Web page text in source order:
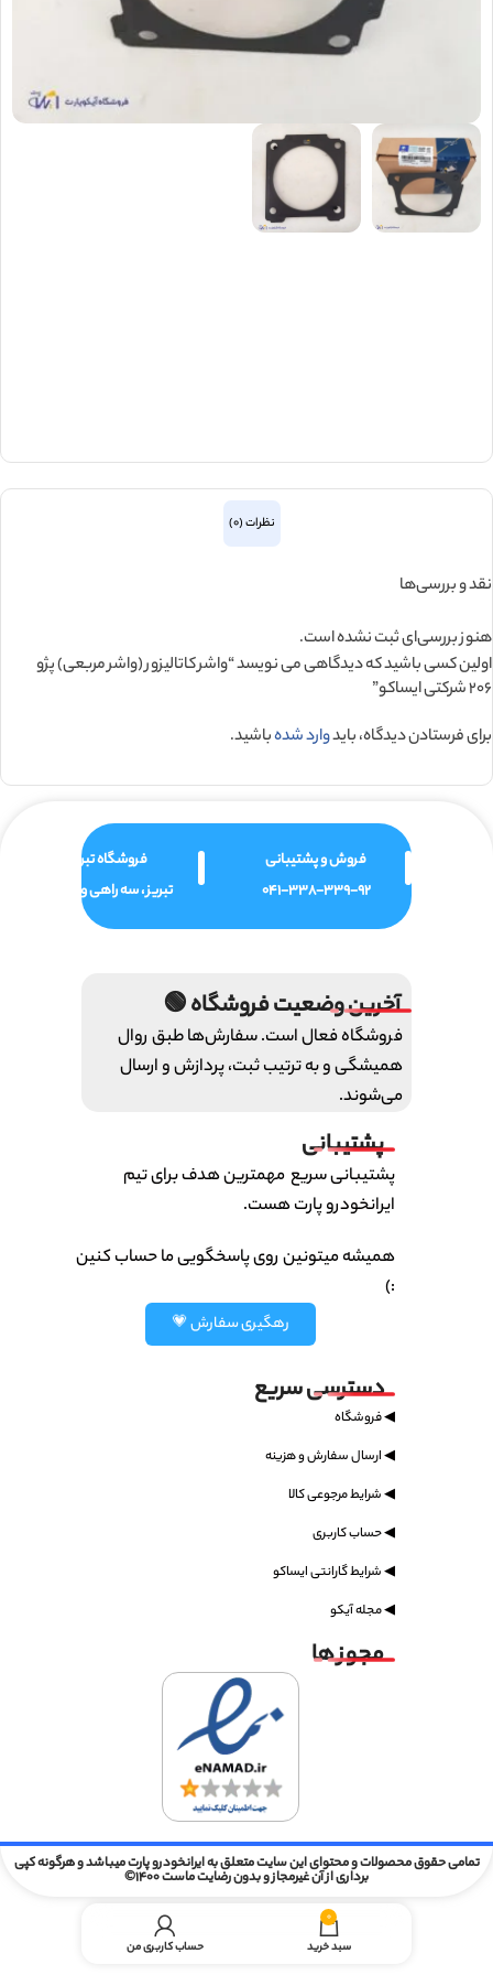
نظرات (0)
نقد و بررسی‌ها
هنوز بررسی‌ای ثبت نشده است.
اولین کسی باشید که دیدگاهی می نویسد “واشر کاتالیزور (واشر مربعی) پژو
206 شرکتی ایساکو”
برای فرستادن دیدگاه، بایدوارد شدهباشید.
فروش و پشتیبانی
041-338-339-92
فروشگاه تبریز
تبریز ، سه راهی ولیعصر
آخرین وضعیت فروشگاه 🟢
فروشگاه فعال است. سفارش‌ها طبق روال
همیشگی و به ترتیب ثبت، پردازش و ارسال
می‌شوند.
پشتیبانی
پشتیبانی سریع مهمترین هدف برای تیم
ایرانخودرو پارت هست.
همیشه میتونین روی پاسخگویی ما حساب کنین
:)
رهگیری سفارش 💗
دسترسی سریع
◀ فروشگاه
◀ ارسال سفارش و هزینه
◀ شرایط مرجوعی کالا
◀ حساب کاربری
◀ شرایط گارانتی ایساکو
◀ مجله آیکو
مجوز ها
تمامی حقوق محصولات و محتوای این سایت متعلق به ایرانخودرو پارت میباشد و هرگونه کپی
برداری از آن غیرمجاز و بدون رضایت ماست 1400©
0
سبد خرید حساب کاربری من